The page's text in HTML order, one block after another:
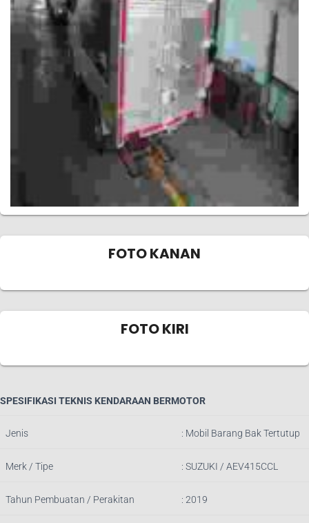
FOTO KANAN
FOTO KIRI
SPESIFIKASI TEKNIS KENDARAAN BERMOTOR
Jenis : Mobil Barang Bak Tertutup
Merk / Tipe : SUZUKI / AEV415CCL
Tahun Pembuatan / Perakitan : 2019